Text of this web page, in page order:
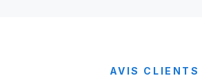
AVIS CLIENTS